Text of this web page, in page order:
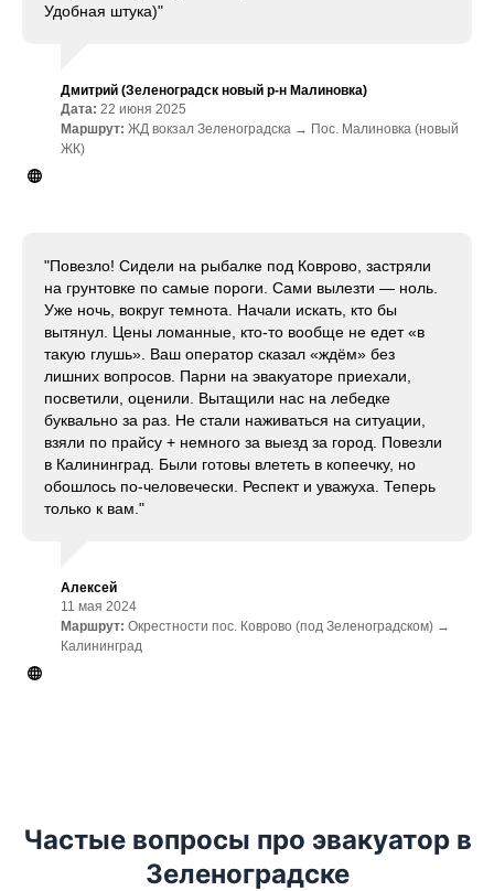
Удобная штука)"
Дмитрий (Зеленоградск новый р-н Малиновка)
Дата: 22 июня 2025
Маршрут: ЖД вокзал Зеленоградска → Пос. Малиновка (новый
ЖК)
"Повезло! Сидели на рыбалке под Коврово, застряли
на грунтовке по самые пороги. Сами вылезти — ноль.
Уже ночь, вокруг темнота. Начали искать, кто бы
вытянул. Цены ломанные, кто-то вообще не едет «в
такую глушь». Ваш оператор сказал «ждём» без
лишних вопросов. Парни на эвакуаторе приехали,
посветили, оценили. Вытащили нас на лебедке
буквально за раз. Не стали наживаться на ситуации,
взяли по прайсу + немного за выезд за город. Повезли
в Калининград. Были готовы влететь в копеечку, но
обошлось по-человечески. Респект и уважуха. Теперь
только к вам."
Алексей
11 мая 2024
Маршрут: Окрестности пос. Коврово (под Зеленоградском) →
Калининград
Частые вопросы про эвакуатор в
Зеленоградске